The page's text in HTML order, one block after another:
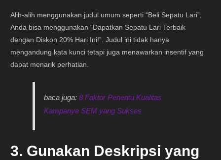
Alih-alih menggunakan judul umum seperti “Beli Sepatu Lari”,
Anda bisa menggunakan “Dapatkan Sepatu Lari Terbaik
dengan Diskon 20% Hari Ini!”. Judul ini tidak hanya
mengandung kata kunci tetapi juga menawarkan insentif yang
dapat menarik perhatian.
baca juga:8 Faktor Penentu Kualitas
Kampanye SEM yang Sukses
3. Gunakan Deskripsi yang